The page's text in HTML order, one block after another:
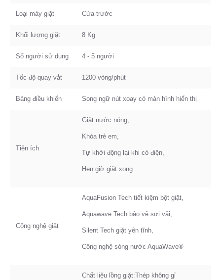
Loại máy giặt Cửa trước
Khối lượng giặt 8 Kg
Số người sử dụng 4 - 5 người
Tốc độ quay vắt 1200 vòng/phút
Bảng điều khiển Song ngữ nút xoay có màn hình hiển thị
Tiện ích
Giặt nước nóng,
Khóa trẻ em,
Tự khởi động lại khi có điện,
Hẹn giờ giặt xong
Công nghệ giặt
AquaFusion Tech tiết kiệm bột giặt,
Aquawave Tech bảo vệ sợi vải,
Silent Tech giặt yên tĩnh,
Công nghệ sóng nước AquaWave®
Chất liệu lồng giặt:Thép không gỉ